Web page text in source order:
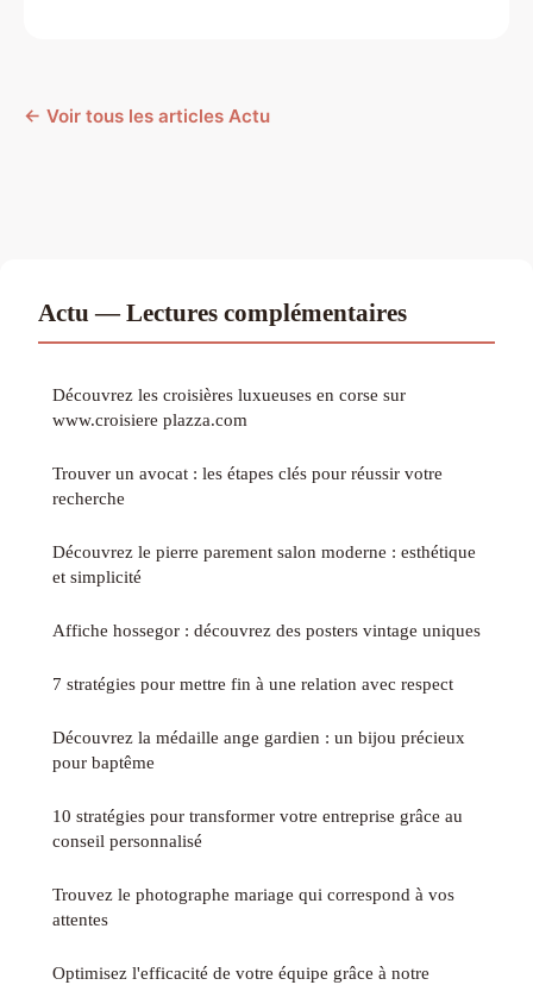
← Voir tous les articles Actu
Actu — Lectures complémentaires
Découvrez les croisières luxueuses en corse sur
www.croisiere plazza.com
Trouver un avocat : les étapes clés pour réussir votre
recherche
Découvrez le pierre parement salon moderne : esthétique
et simplicité
Affiche hossegor : découvrez des posters vintage uniques
7 stratégies pour mettre fin à une relation avec respect
Découvrez la médaille ange gardien : un bijou précieux
pour baptême
10 stratégies pour transformer votre entreprise grâce au
conseil personnalisé
Trouvez le photographe mariage qui correspond à vos
attentes
Optimisez l'efficacité de votre équipe grâce à notre